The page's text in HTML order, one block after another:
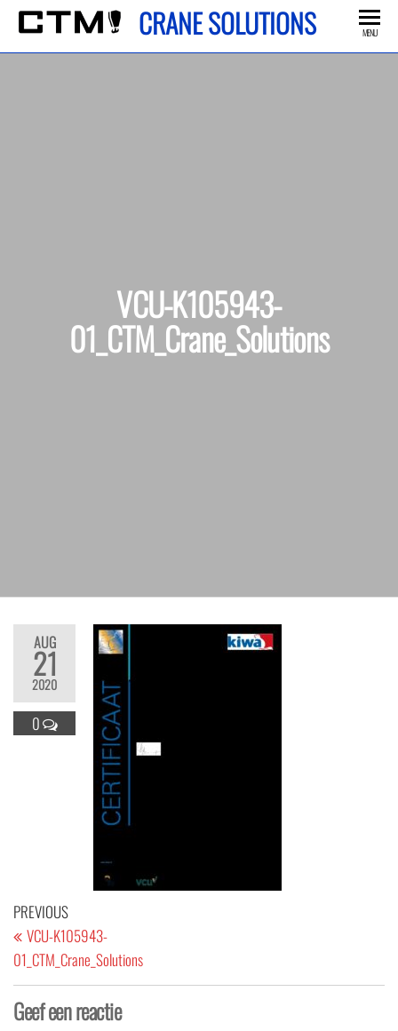
Skip
the
CRANE SOLUTIONS MENU
VCU-K105943-
01_CTM_Crane_Solutions
AUG
21
2020
0
Berichtnavigatie
Previous
Post
PREVIOUS
VCU-K105943-
01_CTM_Crane_Solutions
Geef een reactie